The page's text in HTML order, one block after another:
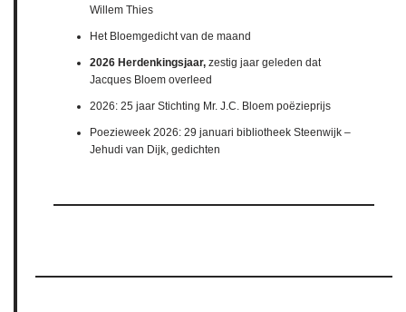
Willem Thies
Het Bloemgedicht van de maand
2026 Herdenkingsjaar, zestig jaar geleden dat
Jacques Bloem overleed
2026: 25 jaar Stichting Mr. J.C. Bloem poëzieprijs
Poezieweek 2026: 29 januari bibliotheek Steenwijk –
Jehudi van Dijk, gedichten